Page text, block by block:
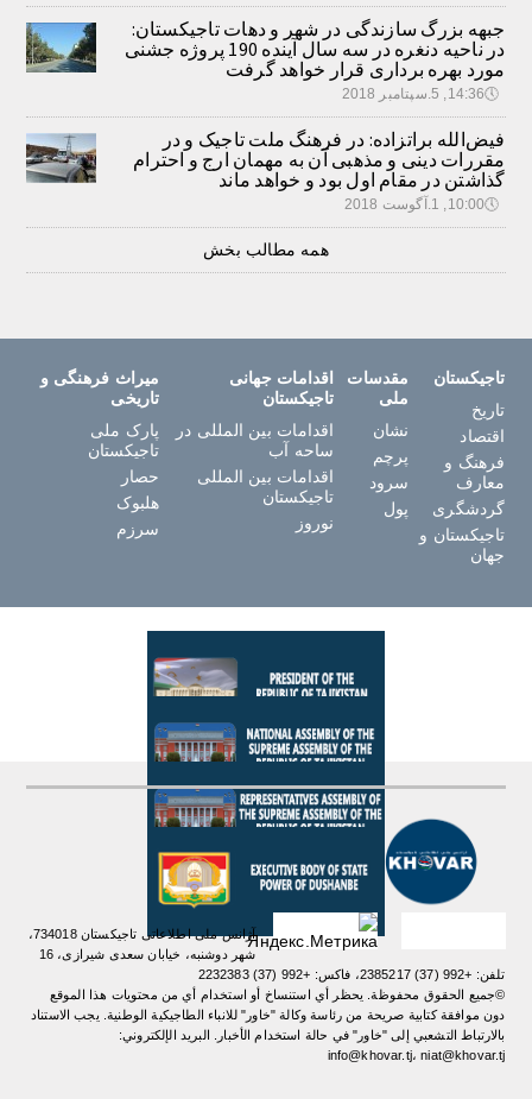
جبهه بزرگ سازندگی در شهر و دهات تاجیکستان:
در ناحیه دنغره در سه سال آینده 190 پروژه جشنی
مورد بهره برداری قرار خواهد گرفت
🕔14:36, 5.سپتامبر 2018
فیض‌الله براتزاده: در فرهنگ ملت تاجیک و در
مقررات دینی و مذهبی آن به مهمان ارج و احترام
گذاشتن در مقام اول بود و خواهد ماند
🕔10:00, 1.آگوست 2018
همه مطالب بخش
تاجیکستان
تاریخ
اقتصاد
فرهنگ و
معارف
گردشگری
تاجیکستان و
جهان
مقدسات
ملی
نشان
پرچم
سرود
پول
اقدامات جهانی
تاجیکستان
اقدامات بین المللی در
ساحه آب
اقدامات بین المللی
تاجیکستان
نوروز
میراث فرهنگی و
تاریخی
پارک ملی
تاجیکستان
حصار
هلبوک
سرزم
آژانس ملی اطلاعاتی تاجیکستان 734018،
شهر دوشنبه، خیابان سعدی شیرازی، 16
تلفن: +992 (37) 2385217، فاکس: +992 (37) 2232383
©جميع الحقوق محفوظة. يحظر أي استنساخ أو استخدام أي من محتويات هذا الموقع
دون موافقة كتابية صريحة من رئاسة وكالة "خاور" للانباء الطاجيكية الوطنية. یجب الاستناد
بالارتباط التشعبي إلى "خاور" في حالة استخدام الأخبار. البريد الإلكتروني:
info@khovar.tj، niat@khovar.tj